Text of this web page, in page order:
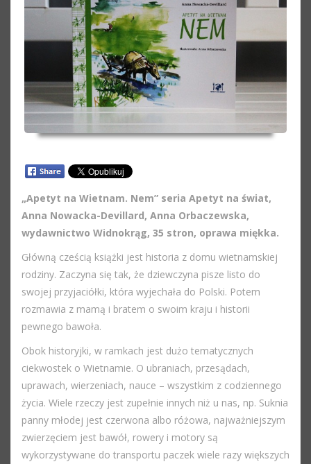
„Apetyt na Wietnam. Nem” seria Apetyt na świat,
Anna Nowacka-Devillard, Anna Orbaczewska,
wydawnictwo Widnokrąg, 35 stron, oprawa miękka.
Główną cześcią książki jest historia z domu wietnamskiej
rodziny. Zaczyna się tak, że dziewczyna pisze listo do
swojej przyjaciółki, która wyjechała do Polski. Potem
rozmawia z mamą i bratem o swoim kraju i historii
pewnego bawoła.
Obok historyjki, w ramkach jest dużo tematycznych
ciekwostek o Wietnamie. O ubraniach, przesądach,
uprawach, wierzeniach, nauce – wszystkim z codziennego
życia. Wiele rzeczy jest zupełnie innych niż u nas, np. Suknia
panny młodej jest czerwona albo różowa, najważniejszym
zwierzęciem jest bawół, rowery i motory są
wykorzystywane do transportu paczek wiele razy większych